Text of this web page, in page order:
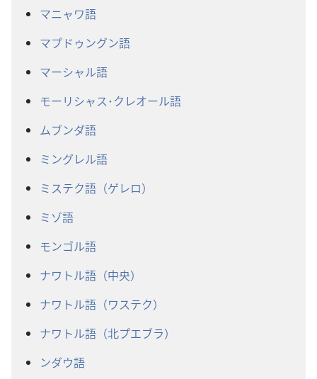
マニャワ語
マプドゥングン語
マーシャル語
モーリシャス･クレオール語
ムブンダ語
ミングレル語
ミステク語（ゲレロ）
ミゾ語
モンゴル語
ナワトル語（中央）
ナワトル語（ワステク）
ナワトル語（北プエブラ）
ンダウ語